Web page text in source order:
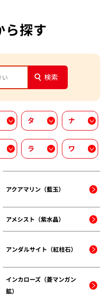
ら探す
検索
タ ナ
ラ ワ
アクアマリン（藍玉）
アメシスト（紫水晶）
アンダルサイト（紅柱石）
インカローズ（菱マンガン
鉱）